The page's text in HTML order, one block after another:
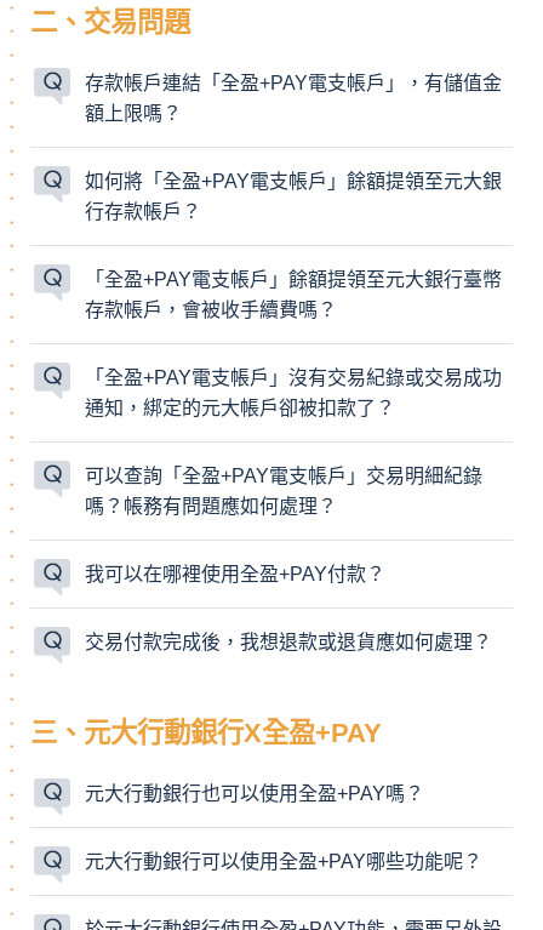
二、交易問題
存款帳戶連結「全盈+PAY電支帳戶」，有儲值金
額上限嗎？
如何將「全盈+PAY電支帳戶」餘額提領至元大銀
行存款帳戶？
「全盈+PAY電支帳戶」餘額提領至元大銀行臺幣
存款帳戶，會被收手續費嗎？
「全盈+PAY電支帳戶」沒有交易紀錄或交易成功
通知，綁定的元大帳戶卻被扣款了？
可以查詢「全盈+PAY電支帳戶」交易明細紀錄
嗎？帳務有問題應如何處理？
我可以在哪裡使用全盈+PAY付款？
交易付款完成後，我想退款或退貨應如何處理？
三、元大行動銀行X全盈+PAY
元大行動銀行也可以使用全盈+PAY嗎？
元大行動銀行可以使用全盈+PAY哪些功能呢？